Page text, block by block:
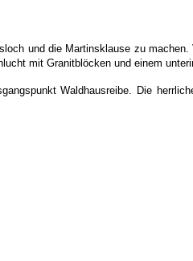
und die Martinsklause zu
mit Granitblöcken und einem
Waldhausreibe. Die